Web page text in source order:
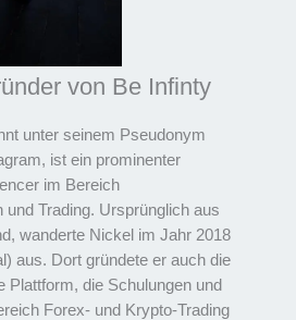
von Be Infinty
unter seinem Pseudonym
ist ein prominenter
im Bereich
und Trading. Ursprünglich aus
wanderte Nickel im Jahr 2018
aus. Dort gründete er auch die
Plattform, die Schulungen und
Forex- und Krypto-Trading